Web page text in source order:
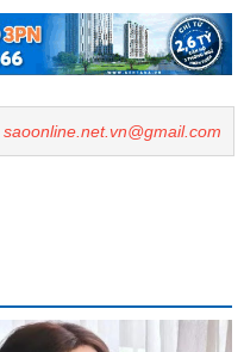
saoonline.net.vn@gmail.com